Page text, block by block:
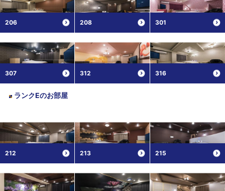
206 208 301
307 312 316
ランクEのお部屋
212 213 215